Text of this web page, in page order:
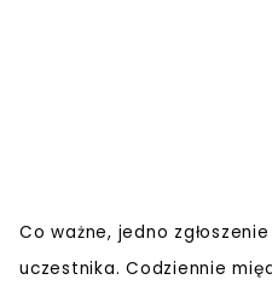
Co ważne, jedno
uczestnika. Codziennie